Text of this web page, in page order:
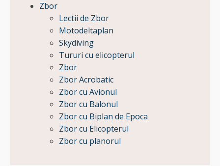
Zbor
Lectii de Zbor
Motodeltaplan
Skydiving
Tururi cu elicopterul
Zbor
Zbor Acrobatic
Zbor cu Avionul
Zbor cu Balonul
Zbor cu Biplan de Epoca
Zbor cu Elicopterul
Zbor cu planorul